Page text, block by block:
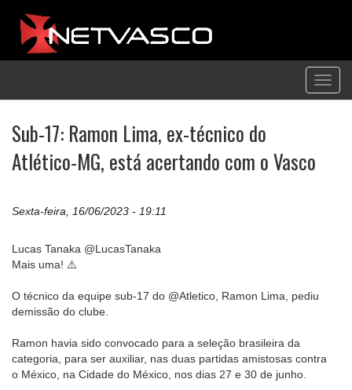
Sub-17: Ramon Lima, ex-técnico do
Atlético-MG, está acertando com o Vasco
Sexta-feira, 16/06/2023 - 19:11
Lucas Tanaka @LucasTanaka
Mais uma! ⚠️
O técnico da equipe sub-17 do @Atletico, Ramon Lima, pediu
demissão do clube.
Ramon havia sido convocado para a seleção brasileira da
categoria, para ser auxiliar, nas duas partidas amistosas contra
o México, na Cidade do México, nos dias 27 e 30 de junho.